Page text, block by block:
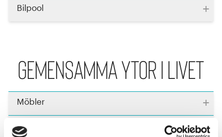
Bilpool +
Gemensamma ytor i livet
Möbler +
Vitvaror +